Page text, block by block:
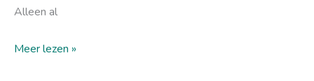
Alleen al
Meer lezen »